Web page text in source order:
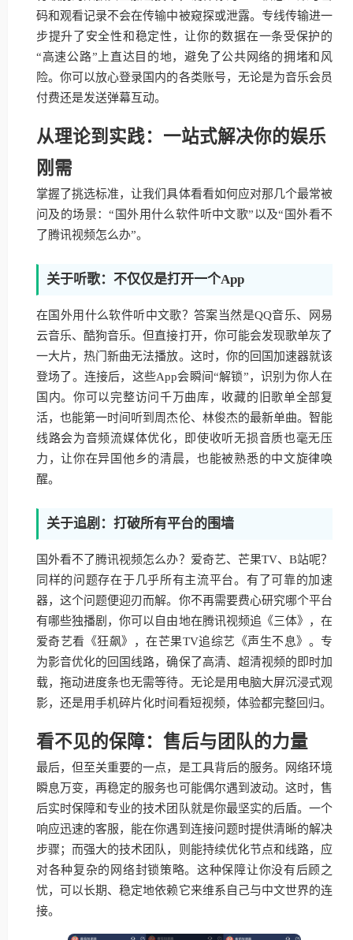
码和观看记录不会在传输中被窥探或泄露。专线传输进一
步提升了安全性和稳定性，让你的数据在一条受保护的
“高速公路”上直达目的地，避免了公共网络的拥堵和风
险。你可以放心登录国内的各类账号，无论是为音乐会员
付费还是发送弹幕互动。
从理论到实践：一站式解决你的娱乐
刚需
掌握了挑选标准，让我们具体看看如何应对那几个最常被
问及的场景：“国外用什么软件听中文歌”以及“国外看不
了腾讯视频怎么办”。
关于听歌：不仅仅是打开一个App
在国外用什么软件听中文歌？答案当然是QQ音乐、网易
云音乐、酷狗音乐。但直接打开，你可能会发现歌单灰了
一大片，热门新曲无法播放。这时，你的回国加速器就该
登场了。连接后，这些App会瞬间“解锁”，识别为你人在
国内。你可以完整访问千万曲库，收藏的旧歌单全部复
活，也能第一时间听到周杰伦、林俊杰的最新单曲。智能
线路会为音频流媒体优化，即使收听无损音质也毫无压
力，让你在异国他乡的清晨，也能被熟悉的中文旋律唤
醒。
关于追剧：打破所有平台的围墙
国外看不了腾讯视频怎么办？爱奇艺、芒果TV、B站呢？
同样的问题存在于几乎所有主流平台。有了可靠的加速
器，这个问题便迎刃而解。你不再需要费心研究哪个平台
有哪些独播剧，你可以自由地在腾讯视频追《三体》，在
爱奇艺看《狂飙》，在芒果TV追综艺《声生不息》。专
为影音优化的回国线路，确保了高清、超清视频的即时加
载，拖动进度条也无需等待。无论是用电脑大屏沉浸式观
影，还是用手机碎片化时间看短视频，体验都完整回归。
看不见的保障：售后与团队的力量
最后，但至关重要的一点，是工具背后的服务。网络环境
瞬息万变，再稳定的服务也可能偶尔遇到波动。这时，售
后实时保障和专业的技术团队就是你最坚实的后盾。一个
响应迅速的客服，能在你遇到连接问题时提供清晰的解决
步骤；而强大的技术团队，则能持续优化节点和线路，应
对各种复杂的网络封锁策略。这种保障让你没有后顾之
忧，可以长期、稳定地依赖它来维系自己与中文世界的连
接。